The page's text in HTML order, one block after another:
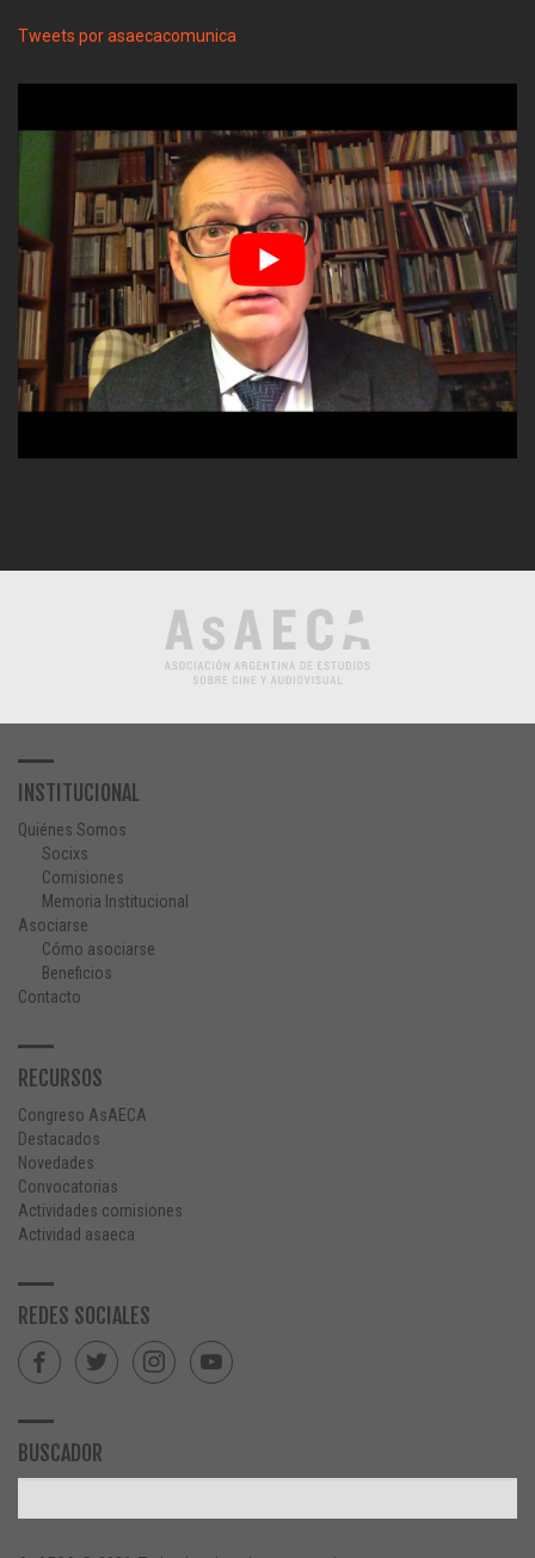
Tweets por asaecacomunica
INSTITUCIONAL
Quiénes Somos
Socixs
Comisiones
Memoria Institucional
Asociarse
Cómo asociarse
Beneficios
Contacto
RECURSOS
Congreso AsAECA
Destacados
Novedades
Convocatorias
Actividades comisiones
Actividad asaeca
REDES SOCIALES
BUSCADOR